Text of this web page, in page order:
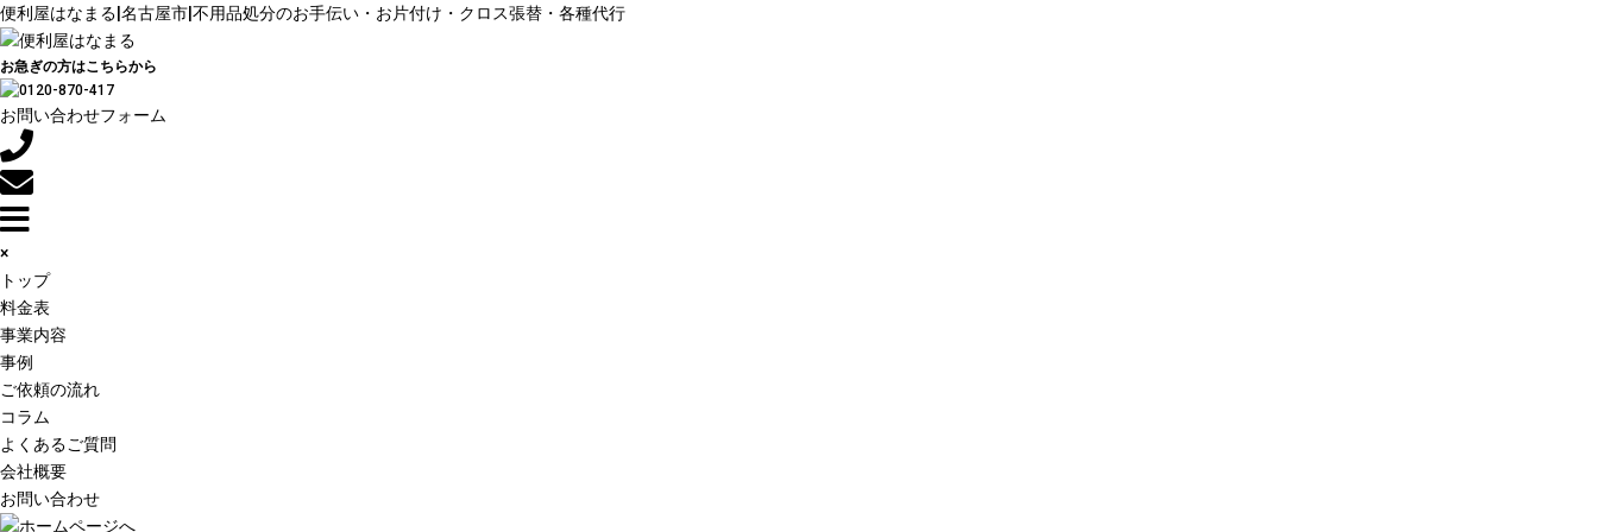
便利屋はなまる|名古屋市|不用品処分のお手伝い・お片付け・クロス張替・各種代行
お急ぎの方はこちらから
お問い合わせフォーム
×
トップ
料金表
事業内容
事例
ご依頼の流れ
コラム
よくあるご質問
会社概要
お問い合わせ